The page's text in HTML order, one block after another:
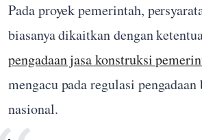
Pada proyek pemerintah,
biasanya dikaitkan dengan
pengadaan jasa konstruksi
mengacu pada regulasi pengadaan
nasional.